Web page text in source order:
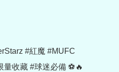
#紅魔 #MUFC
收藏 #球迷必備 ⚽🔥